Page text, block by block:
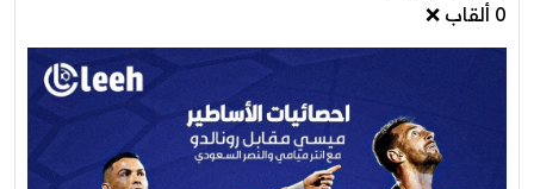
0 ألقاب ❌